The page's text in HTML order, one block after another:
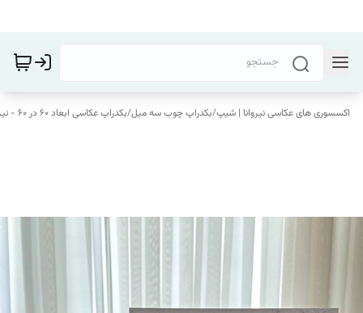
اکسسوری های عکاسی نیروانا | شیپ/بکدراپ چوب سه میل/بکدراپ عکاسی ابعاد 60 در 60 - نیروانا